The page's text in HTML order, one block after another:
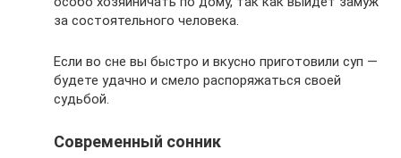
за состоятельного человека.
Если во сне вы быстро и вкусно приготовили суп —
будете удачно и смело распоряжаться своей
судьбой.
Современный сонник